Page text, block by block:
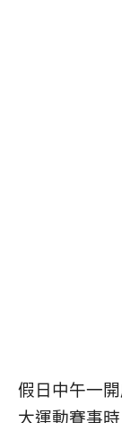
假日中午一
大運動賽事